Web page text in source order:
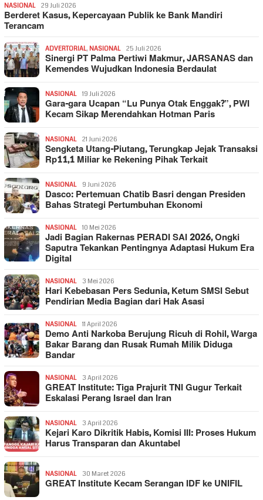
NASIONAL 29 Juli 2026
Berderet Kasus, Kepercayaan Publik ke Bank Mandiri
Terancam
ADVERTORIAL, NASIONAL 25 Juli 2026
Sinergi PT Palma Pertiwi Makmur, JARSANAS dan
Kemendes Wujudkan Indonesia Berdaulat
NASIONAL 19 Juli 2026
Gara-gara Ucapan “Lu Punya Otak Enggak?”, PWI
Kecam Sikap Merendahkan Hotman Paris
NASIONAL 21 Juni 2026
Sengketa Utang-Piutang, Terungkap Jejak Transaksi
Rp11,1 Miliar ke Rekening Pihak Terkait
NASIONAL 9 Juni 2026
Dasco: Pertemuan Chatib Basri dengan Presiden
Bahas Strategi Pertumbuhan Ekonomi
NASIONAL 10 Mei 2026
Jadi Bagian Rakernas PERADI SAI 2026, Ongki
Saputra Tekankan Pentingnya Adaptasi Hukum Era
Digital
NASIONAL 3 Mei 2026
Hari Kebebasan Pers Sedunia, Ketum SMSI Sebut
Pendirian Media Bagian dari Hak Asasi
NASIONAL 11 April 2026
Demo Anti Narkoba Berujung Ricuh di Rohil, Warga
Bakar Barang dan Rusak Rumah Milik Diduga
Bandar
NASIONAL 3 April 2026
GREAT Institute: Tiga Prajurit TNI Gugur Terkait
Eskalasi Perang Israel dan Iran
NASIONAL 3 April 2026
Kejari Karo Dikritik Habis, Komisi III: Proses Hukum
Harus Transparan dan Akuntabel
NASIONAL 30 Maret 2026
GREAT Institute Kecam Serangan IDF ke UNIFIL